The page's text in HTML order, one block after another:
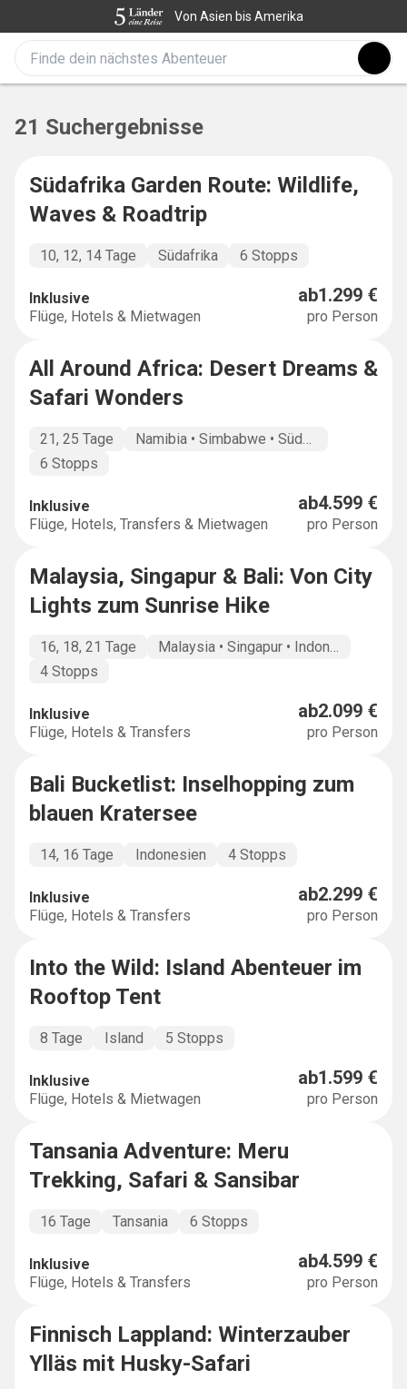
Von Asien bis Amerika
21 Suchergebnisse
SALE -31%
Südafrika Garden Route: Wildlife,
Waves & Roadtrip
10, 12, 14 Tage Südafrika 6 Stopps
Inklusive
Flüge, Hotels & Mietwagen
ab1.299 €
pro Person
MULTICOUNTRY
All Around Africa: Desert Dreams &
Safari Wonders
21, 25 Tage
Namibia • Simbabwe • Südafrika • Botswana
6 Stopps
Inklusive
Flüge, Hotels, Transfers & Mietwagen
ab4.599 €
pro Person
MULTICOUNTRY
Malaysia, Singapur & Bali: Von City
Lights zum Sunrise Hike
16, 18, 21 Tage
Malaysia • Singapur • Indonesien
4 Stopps
Inklusive
Flüge, Hotels & Transfers
ab2.099 €
pro Person
BUCKETLIST
Bali Bucketlist: Inselhopping zum
blauen Kratersee
14, 16 Tage Indonesien 4 Stopps
Inklusive
Flüge, Hotels & Transfers
ab2.299 €
pro Person
BUCKETLIST
Into the Wild: Island Abenteuer im
Rooftop Tent
8 Tage Island 5 Stopps
Inklusive
Flüge, Hotels & Mietwagen
ab1.599 €
pro Person
ADVENTURE
Tansania Adventure: Meru
Trekking, Safari & Sansibar
16 Tage Tansania 6 Stopps
Inklusive
Flüge, Hotels & Transfers
ab4.599 €
pro Person
SHORT & SWEET
Finnisch Lappland: Winterzauber
Ylläs mit Husky-Safari